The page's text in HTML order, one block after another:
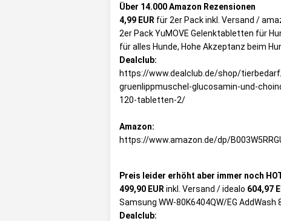
Über 14.000 Amazon Rezensionen
4,99 EUR für 2er Pack inkl. Versand /
2er Pack YuMOVE Gelenktabletten für
für alles Hunde, Hohe Akzeptanz beim
Dealclub:
https://www.dealclub.de/shop/
gruenlippmuschel-glucosamin-und-
120-tabletten-2/
Amazon:
https://www.amazon.de/dp/
Preis leider erhöht aber immer noch
499,90 EUR inkl. Versand / idealo 604,97
Samsung WW-80K6404QW/EG
Dealclub: